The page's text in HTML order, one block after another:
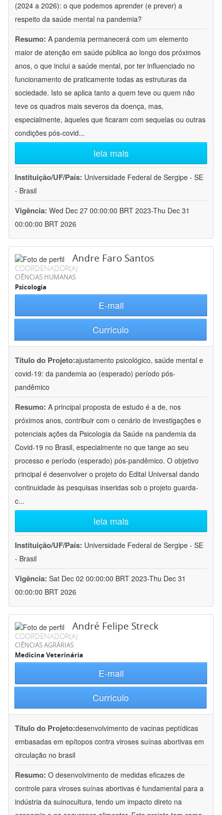
(2024 a 2026): o que podemos aprender (e prever) a
respeito da saúde mental na pandemia?
Resumo: A pandemia permanecerá com um elemento
maior de atenção em saúde pública ao longo dos próximos
anos, o que inclui a saúde mental, por ter influenciado no
funcionamento de praticamente todas as estruturas da
sociedade. Isto se aplica tanto a quem teve ou quem não
teve os quadros mais severos da doença, mas,
especialmente, àqueles que ficaram com sequelas ou outras
condições pós-covid...
leia mais
Instituição/UF/País: Universidade Federal de Sergipe - SE
- Brasil
Vigência: Wed Dec 27 00:00:00 BRT 2023-Thu Dec 31
00:00:00 BRT 2026
Andre Faro Santos
COORDENADOR(A)
CIÊNCIAS HUMANAS
Psicologia
E-mail
Currículo
Título do Projeto:ajustamento psicológico, saúde mental e
covid-19: da pandemia ao (esperado) período pós-
pandêmico
Resumo: A principal proposta de estudo é a de, nos
próximos anos, contribuir com o cenário de investigações e
potenciais ações da Psicologia da Saúde na pandemia da
Covid-19 no Brasil, especialmente no que tange ao seu
processo e período (esperado) pós-pandêmico. O objetivo
principal é desenvolver o projeto do Edital Universal dando
continuidade às pesquisas inseridas sob o projeto guarda-
c...
leia mais
Instituição/UF/País: Universidade Federal de Sergipe - SE
- Brasil
Vigência: Sat Dec 02 00:00:00 BRT 2023-Thu Dec 31
00:00:00 BRT 2026
André Felipe Streck
COORDENADOR(A)
CIÊNCIAS AGRÁRIAS
Medicina Veterinária
E-mail
Currículo
Título do Projeto:desenvolvimento de vacinas peptídicas
embasadas em epítopos contra viroses suínas abortivas em
circulação no brasil
Resumo: O desenvolvimento de medidas eficazes de
controle para viroses suínas abortivas é fundamental para a
indústria da suinocultura, tendo um impacto direto na